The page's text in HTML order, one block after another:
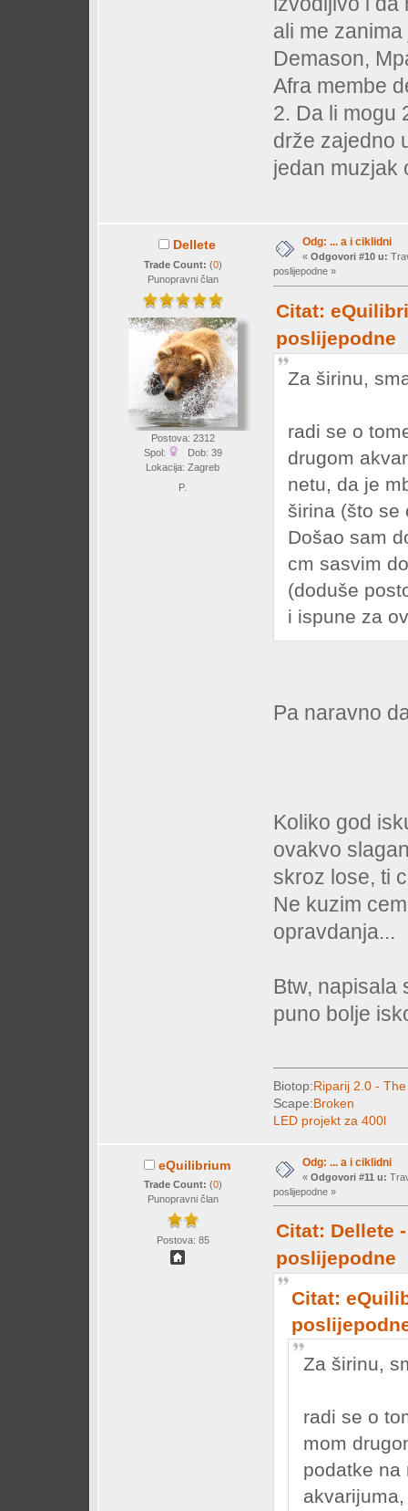
ali me
Demason,
Afra membe
2. Da li mogu
drže zajedno
jedan muzjak
Dellete
Trade Count: (0)
Punopravni član
Postova: 2312
Spol:
Dob: 39
Lokacija: Zagreb
P.
Odg: ... a i ciklidni
« Odgovori #10 u:
poslijepodne »
Citat:
poslijepodne
Za širinu,
radi se o
drugom
netu, da je
širina (što se
Došao sam
cm sasvim
(doduše
i ispune za
Pa naravno
Koliko god
ovakvo
skroz lose, ti
Ne kuzim
opravdanja...
Btw, napisala
puno bolje
Biotop:Riparij 2.0 - The
Scape:Broken
LED projekt za 400l
eQuilibrium
Trade Count: (0)
Punopravni član
Postova: 85
Odg: ... a i ciklidni
« Odgovori #11 u:
poslijepodne »
Citat: Dellete
poslijepodne
Citat:
Za širinu,
radi se o
mom
podatke na